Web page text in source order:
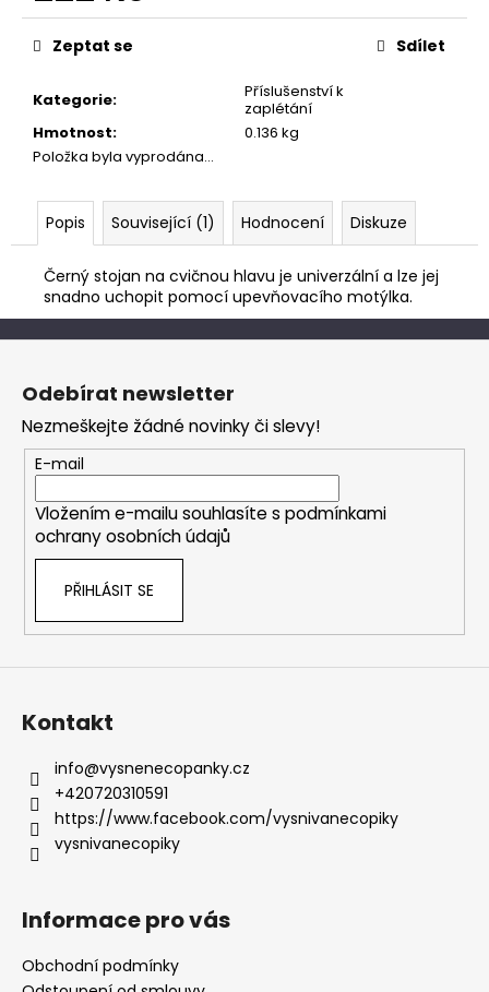
Měrná
cena:
Kategorie:
Příslušenství k
zaplétání
Hmotnost:
0.136 kg
Položka byla vyprodána…
Zeptat se Sdílet
Popis Související (1) Hodnocení Diskuze
Černý stojan na cvičnou hlavu je univerzální a lze jej
snadno uchopit pomocí upevňovacího motýlka.
č
u
e
m
e
Z
Odebírat newsletter
Nezmeškejte žádné novinky či slevy!
E-mail
Vložením e-mailu souhlasíte s podmínkami
ochrany osobních údajů
PŘIHLÁSIT SE
Kontakt
info@vysnenecopanky.cz
+420720310591
https://www.facebook.com/vysnivanecopiky
vysnivanecopiky
Informace pro vás
Obchodní podmínky